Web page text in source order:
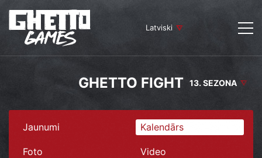
Latviski
GHETTO FIGHT 13. SEZONA
Jaunumi Kalendārs
Foto Video